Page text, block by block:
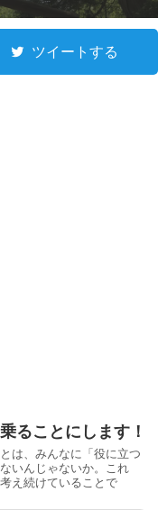
ツイートする
ることにします！
は、みんなに「役に立つ
いんじゃないか。これ
え続けていることで